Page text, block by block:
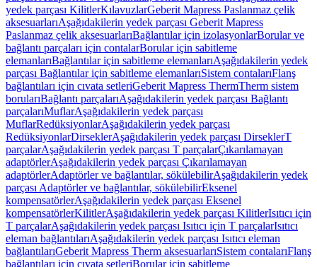
yedek parçası KilitlerKılavuzlarGeberit Mapress Paslanmaz çelik
aksesuarlarıAşağıdakilerin yedek parçası Geberit Mapress
Paslanmaz çelik aksesuarlarıBağlantılar için izolasyonlarBorular ve
bağlantı parçaları için contalarBorular için sabitleme
elemanlarıBağlantılar için sabitleme elemanlarıAşağıdakilerin yedek
parçası Bağlantılar için sabitleme elemanlarıSistem contalarıFlanş
bağlantıları için cıvata setleriGeberit Mapress ThermTherm sistem
borularıBağlantı parçalarıAşağıdakilerin yedek parçası Bağlantı
parçalarıMuflarAşağıdakilerin yedek parçası
MuflarRedüksiyonlarAşağıdakilerin yedek parçası
RedüksiyonlarDirseklerAşağıdakilerin yedek parçası DirseklerT
parçalarAşağıdakilerin yedek parçası T parçalarÇıkarılamayan
adaptörlerAşağıdakilerin yedek parçası Çıkarılamayan
adaptörlerAdaptörler ve bağlantılar, sökülebilirAşağıdakilerin yedek
parçası Adaptörler ve bağlantılar, sökülebilirEksenel
kompensatörlerAşağıdakilerin yedek parçası Eksenel
kompensatörlerKilitlerAşağıdakilerin yedek parçası KilitlerIsıtıcı için
T parçalarAşağıdakilerin yedek parçası Isıtıcı için T parçalarIsıtıcı
eleman bağlantılarıAşağıdakilerin yedek parçası Isıtıcı eleman
bağlantılarıGeberit Mapress Therm aksesuarlarıSistem contalarıFlanş
bağlantıları için cıvata setleriBorular için sabitleme